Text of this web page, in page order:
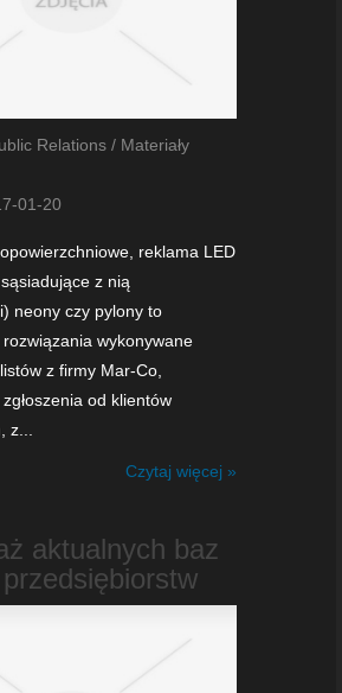
Relations / Materiały
01-20
reklama LED
z nią
neony czy pylony to
rozwiązania wykonywane
z firmy Mar-Co,
od klientów
z...
Czytaj więcej »
aktualnych baz